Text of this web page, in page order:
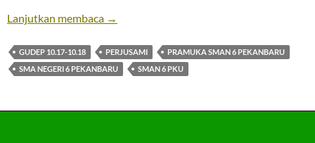
Lanjutkan membaca PERJUSAMI
→
GUDEP 10.17-10.18 PERJUSAMI
PRAMUKA SMAN 6 PEKANBARU
SMA NEGERI 6 PEKANBARU
SMAN 6 PKU